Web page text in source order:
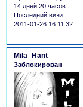
14 дней 20 часов
Последний визит:
2011-01-26 16:11:32
Mila_Hant
Заблокирован